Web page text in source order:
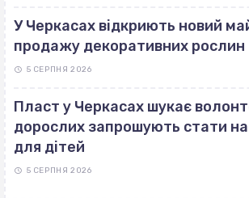
У Черкасах відкриють новий
продажу декоративних рослин
5 СЕРПНЯ 2026
Пласт у Черкасах шукає
дорослих запрошують стати
для дітей
5 СЕРПНЯ 2026